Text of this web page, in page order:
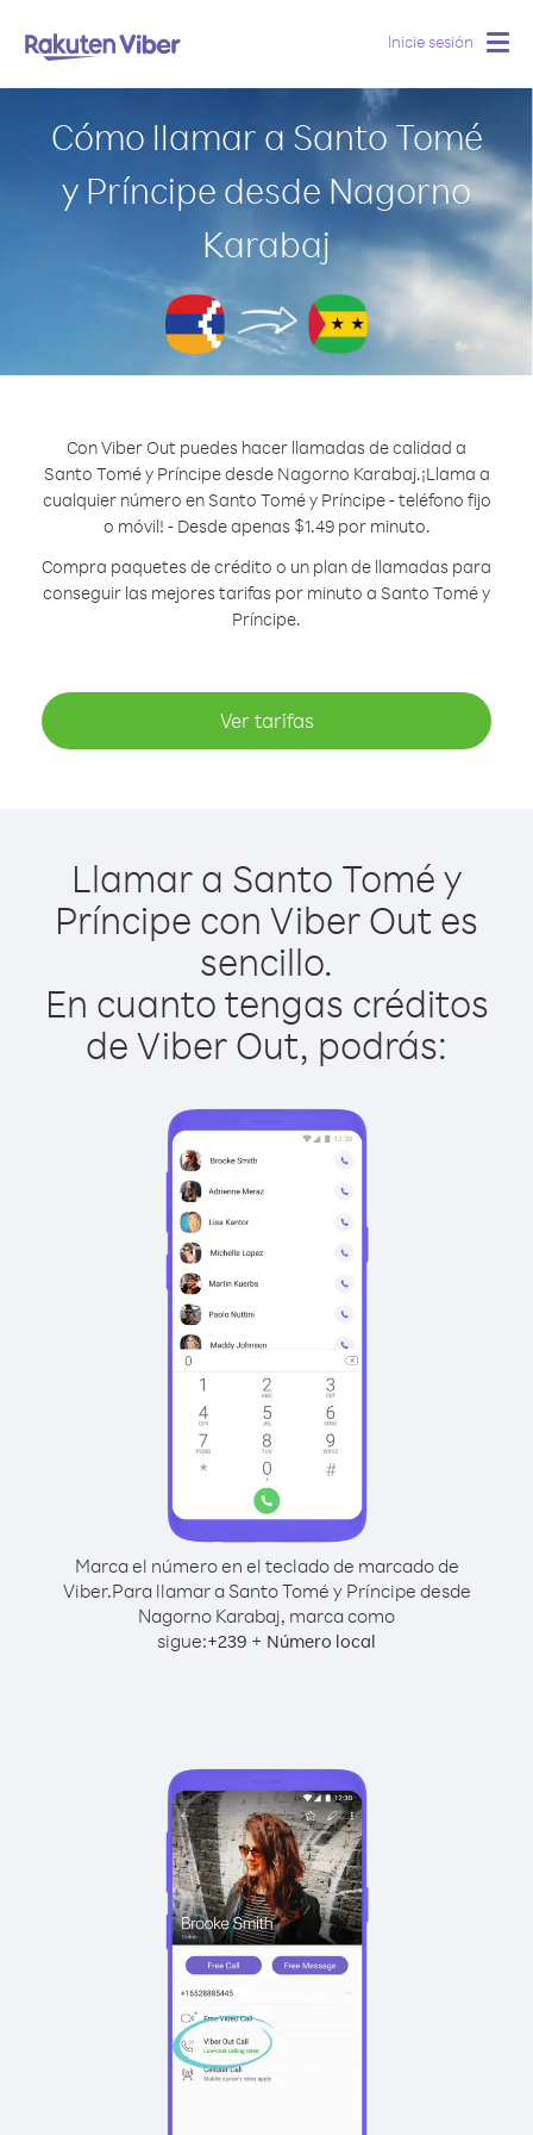
Inicie sesión
Cómo llamar a Santo Tomé
y Príncipe desde Nagorno
Karabaj
Con Viber Out puedes hacer llamadas de calidad a
Santo Tomé y Príncipe desde Nagorno Karabaj.¡Llama a
cualquier número en Santo Tomé y Príncipe - teléfono fijo
o móvil! - Desde apenas $1.49 por minuto.
Compra paquetes de crédito o un plan de llamadas para
conseguir las mejores tarifas por minuto a Santo Tomé y
Príncipe.
Ver tarifas
Llamar a Santo Tomé y
Príncipe con Viber Out es
sencillo.
En cuanto tengas créditos
de Viber Out, podrás:
Marca el número en el teclado de marcado de
Viber.Para llamar a Santo Tomé y Príncipe desde
Nagorno Karabaj, marca como
sigue:+239 + Número local